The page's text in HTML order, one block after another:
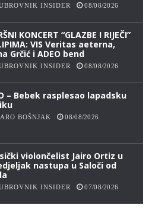
INSIDER 08/08/2026
KONCERT “GLAZBE I RIJEČI”
VIS Veritas aeterna,
Grčić i ADEO bend
INSIDER 08/08/2026
– Bebek rasplesao lapadsku
BOŠNJAK 08/08/2026
violončelist Jairo Ortiz u
nastupa u Saloči od
INSIDER 07/08/2026